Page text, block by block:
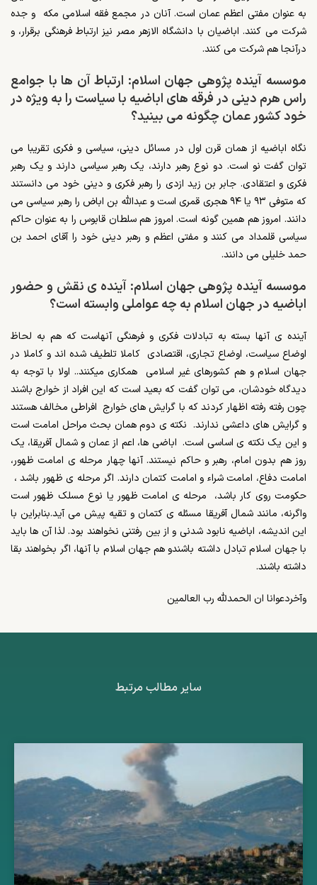
به عنوان مفتی اعظم عمان است. آنان در مجمع فقه اسلامی مکه و جده
شرکت می کنند. اباضیان با دانشگاه الازهر مصر نیز ارتباط فرهنگی برقرار، و
درآنجا هم شرکت می کنند.
موسسه آینده پژوهی جهان اسلام: ارتباط آن ها با جوامع
راس هرم دینی در فرقه های اباضیه با سیاست را به ویژه در
خود کشور عمان چگونه می بینید؟
نگاه اباضیه از همان قرن اول در مسائل دینی، سیاسی و فکری تقریبا می
توان گفت نو است. دو نوع رهبر دارند، یک رهبر سیاسی دارند و یک رهبر
فکری و اعتقادی. جابر بن زید ازدی را رهبر فکری و دینی خود می دانستند
که متوفی ۹۳ یا ۹۴ هجری قمری است و عبدالله بن اباض را رهبر سیاسی می
دانند. امروز هم همین گونه است. امروز هم سلطان قابوس را به عنوان حاکم
سیاسی قلمداد می کنند و مفتی اعظم و رهبر دینی خود را آقای احمد بن
حمد خلیلی می دانند.
موسسه آینده پژوهی جهان اسلام: آینده ی نقش و حضور
اباضیه در جهان اسلام به چه عواملی وابسته است؟
آینده ی آنها بسته به تبادلات فکری و فرهنگی آنهاست که هم به لحاظ
اوضاع سیاست، اوضاع تجاری، اقتصادی کاملا تلطیف شده اند و کاملا در
جهان اسلام و هم کشورهای غیر اسلامی همکاری میکنند.. اولا با توجه به
دیدگاه خودشان، می توان گفت که بعید است که این افراد از خوارج باشند
چون رفته رفته اظهار کردند که با گرایش های خوارج افراطی مخالف هستند
و گرایش های داعشی ندارند. نکته ی دوم همان بحث مراحل امامت است
و این یک نکته ی اساسی است. اباضی ها، اعم از عمان و شمال آفریقا، یک
روز هم بدون امام، رهبر و حاکم نیستند. آنها چهار مرحله ی امامت ظهور،
امامت دفاع، امامت شراء و امامت کتمان دارند. اگر مرحله ی ظهور باشد ،
حکومت روی کار باشد، مرحله ی امامت ظهور یا نوع مسلک ظهور است
واگرنه، مانند شمال آفریقا مسئله ی کتمان و تقیه پیش می آید.بنابراین با
این اندیشه،‌ اباضیه نابود شدنی و از بین رفتنی نخواهند بود. لذا آن ها باید
با جهان اسلام تبادل داشته باشندو هم جهان اسلام با آنها، اگر بخواهند بقا
داشته باشند.
وآخردعوانا ان الحمدلله رب العالمین
سایر مطالب مرتبط